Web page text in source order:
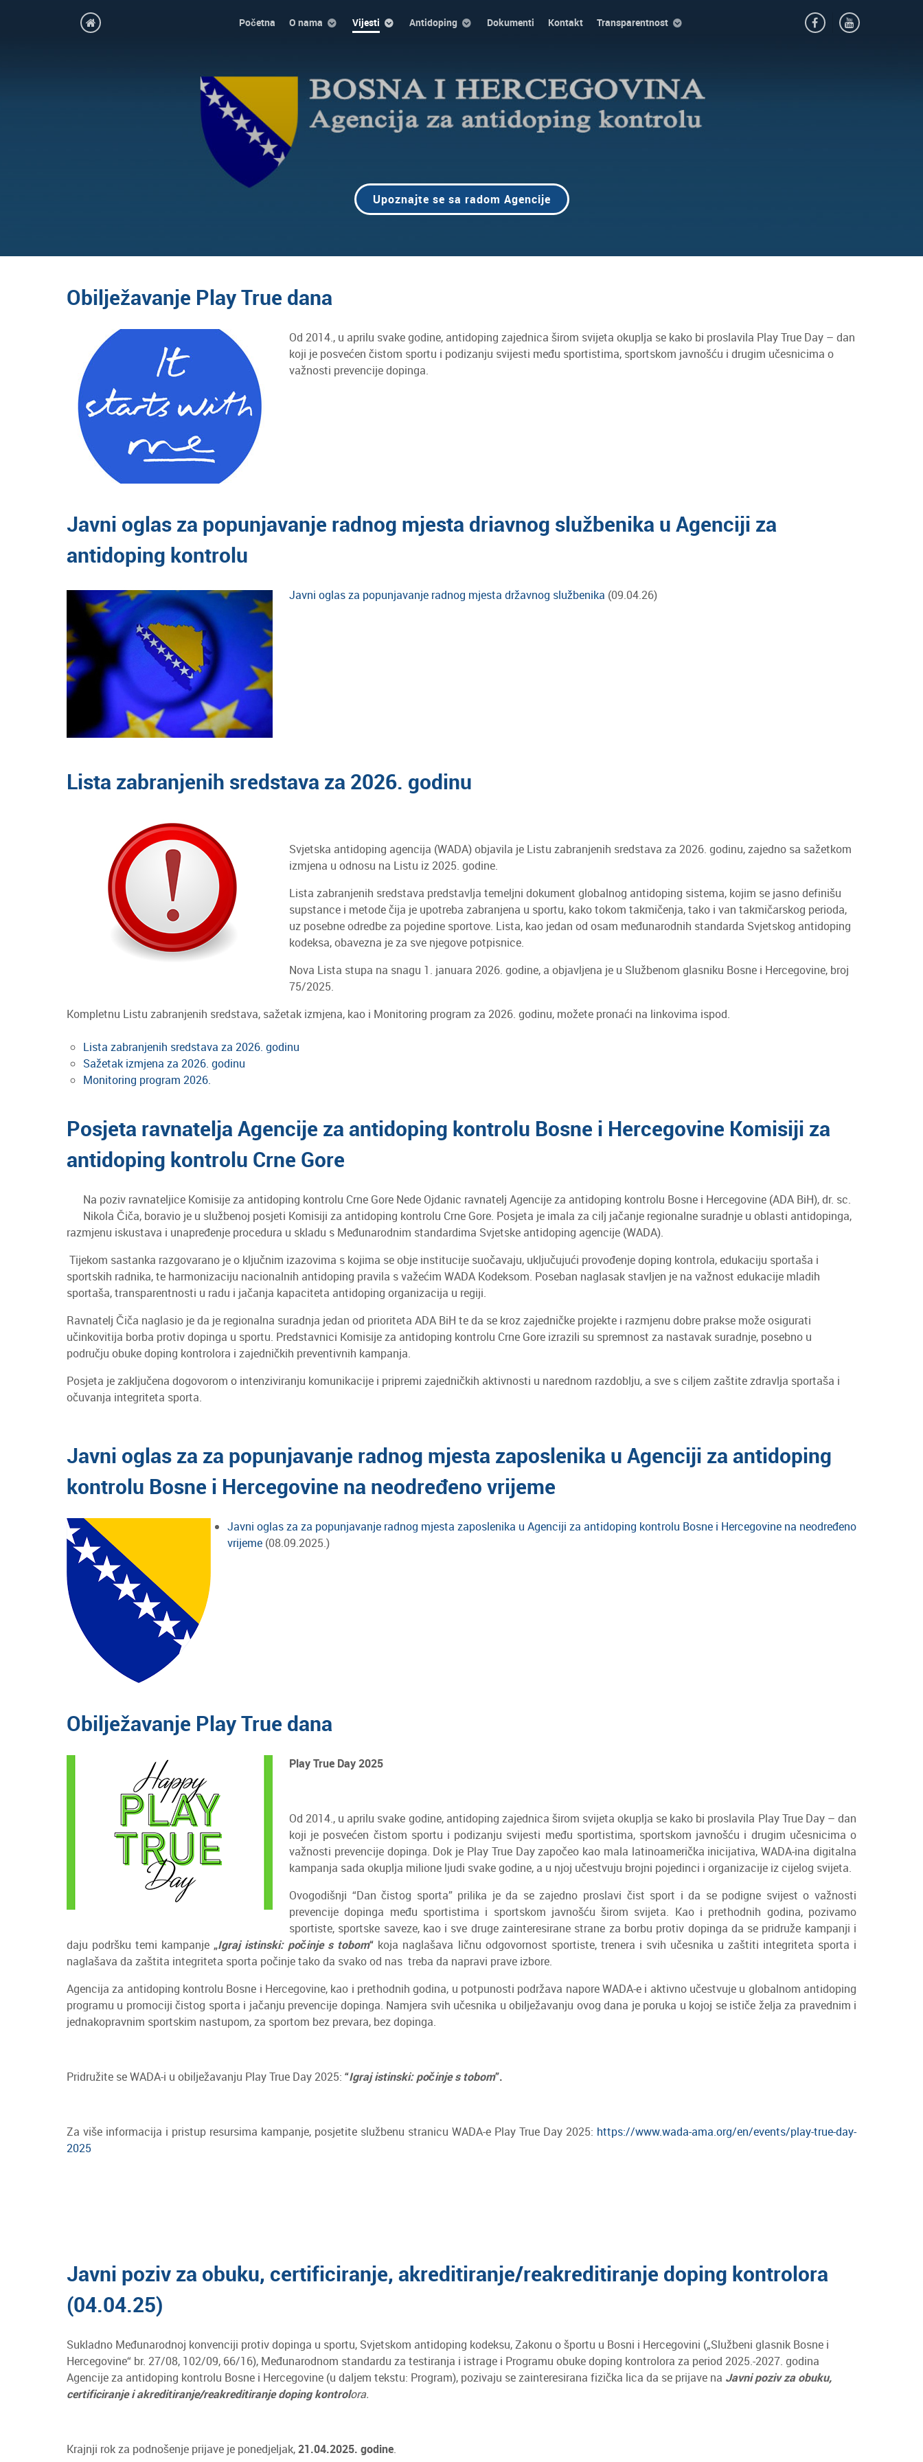
Početna O nama Vijesti Antidoping Dokumenti Kontakt Transparentnost
Upoznajte se sa radom Agencije
Obilježavanje Play True dana
Od 2014., u aprilu svake godine, antidoping zajednica širom svijeta okuplja se kako bi proslavila Play True Day – dan
koji je posvećen čistom sportu i podizanju svijesti među sportistima, sportskom javnošću i drugim učesnicima o
važnosti prevencije dopinga.
Javni oglas za popunjavanje radnog mjesta driavnog službenika u Agenciji za
antidoping kontrolu
Javni oglas za popunjavanje radnog mjesta državnog službenika (09.04.26)
Lista zabranjenih sredstava za 2026. godinu
Svjetska antidoping agencija (WADA) objavila je Listu zabranjenih sredstava za 2026. godinu, zajedno sa sažetkom
izmjena u odnosu na Listu iz 2025. godine.
Lista zabranjenih sredstava predstavlja temeljni dokument globalnog antidoping sistema, kojim se jasno definišu
supstance i metode čija je upotreba zabranjena u sportu, kako tokom takmičenja, tako i van takmičarskog perioda,
uz posebne odredbe za pojedine sportove. Lista, kao jedan od osam međunarodnih standarda Svjetskog antidoping
kodeksa, obavezna je za sve njegove potpisnice.
Nova Lista stupa na snagu 1. januara 2026. godine, a objavljena je u Službenom glasniku Bosne i Hercegovine, broj
75/2025.
Kompletnu Listu zabranjenih sredstava, sažetak izmjena, kao i Monitoring program za 2026. godinu, možete pronaći na linkovima ispod.
Lista zabranjenih sredstava za 2026. godinu
Sažetak izmjena za 2026. godinu
Monitoring program 2026.
Posjeta ravnatelja Agencije za antidoping kontrolu Bosne i Hercegovine Komisiji za
antidoping kontrolu Crne Gore
Na poziv ravnateljice Komisije za antidoping kontrolu Crne Gore Nede Ojdanic ravnatelj Agencije za antidoping kontrolu Bosne i Hercegovine (ADA BiH), dr. sc.
Nikola Čiča, boravio je u službenoj posjeti Komisiji za antidoping kontrolu Crne Gore. Posjeta je imala za cilj jačanje regionalne suradnje u oblasti antidopinga,
razmjenu iskustava i unapređenje procedura u skladu s Međunarodnim standardima Svjetske antidoping agencije (WADA).
Tijekom sastanka razgovarano je o ključnim izazovima s kojima se obje institucije suočavaju, uključujući provođenje doping kontrola, edukaciju sportaša i
sportskih radnika, te harmonizaciju nacionalnih antidoping pravila s važećim WADA Kodeksom. Poseban naglasak stavljen je na važnost edukacije mladih
sportaša, transparentnosti u radu i jačanja kapaciteta antidoping organizacija u regiji.
Ravnatelj Čiča naglasio je da je regionalna suradnja jedan od prioriteta ADA BiH te da se kroz zajedničke projekte i razmjenu dobre prakse može osigurati
učinkovitija borba protiv dopinga u sportu. Predstavnici Komisije za antidoping kontrolu Crne Gore izrazili su spremnost za nastavak suradnje, posebno u
području obuke doping kontrolora i zajedničkih preventivnih kampanja.
Posjeta je zaključena dogovorom o intenziviranju komunikacije i pripremi zajedničkih aktivnosti u narednom razdoblju, a sve s ciljem zaštite zdravlja sportaša i
očuvanja integriteta sporta.
Javni oglas za za popunjavanje radnog mjesta zaposlenika u Agenciji za antidoping
kontrolu Bosne i Hercegovine na neodređeno vrijeme
Javni oglas za za popunjavanje radnog mjesta zaposlenika u Agenciji za antidoping kontrolu Bosne i Hercegovine na neodređeno
vrijeme (08.09.2025.)
Obilježavanje Play True dana
Play True Day 2025
Od 2014., u aprilu svake godine, antidoping zajednica širom svijeta okuplja se kako bi proslavila Play True Day – dan
koji je posvećen čistom sportu i podizanju svijesti među sportistima, sportskom javnošću i drugim učesnicima o
važnosti prevencije dopinga. Dok je Play True Day započeo kao mala latinoamerička inicijativa, WADA-ina digitalna
kampanja sada okuplja milione ljudi svake godine, a u njoj učestvuju brojni pojedinci i organizacije iz cijelog svijeta.
Ovogodišnji “Dan čistog sporta” prilika je da se zajedno proslavi čist sport i da se podigne svijest o važnosti
prevencije dopinga među sportistima i sportskom javnošću širom svijeta. Kao i prethodnih godina, pozivamo
sportiste, sportske saveze, kao i sve druge zainteresirane strane za borbu protiv dopinga da se pridruže kampanji i
daju podršku temi kampanje „Igraj istinski: počinje s tobom“ koja naglašava ličnu odgovornost sportiste, trenera i svih učesnika u zaštiti integriteta sporta i
naglašava da zaštita integriteta sporta počinje tako da svako od nas treba da napravi prave izbore.
Agencija za antidoping kontrolu Bosne i Hercegovine, kao i prethodnih godina, u potpunosti podržava napore WADA-e i aktivno učestvuje u globalnom antidoping
programu u promociji čistog sporta i jačanju prevencije dopinga. Namjera svih učesnika u obilježavanju ovog dana je poruka u kojoj se ističe želja za pravednim i
jednakopravnim sportskim nastupom, za sportom bez prevara, bez dopinga.
Pridružite se WADA-i u obilježavanju Play True Day 2025: “Igraj istinski: počinje s tobom”.
Za više informacija i pristup resursima kampanje, posjetite službenu stranicu WADA-e Play True Day 2025: https://www.wada-ama.org/en/events/play-true-day-
2025
Javni poziv za obuku, certificiranje, akreditiranje/reakreditiranje doping kontrolora
(04.04.25)
Sukladno Međunarodnoj konvenciji protiv dopinga u sportu, Svjetskom antidoping kodeksu, Zakonu o športu u Bosni i Hercegovini („Službeni glasnik Bosne i
Hercegovine“ br. 27/08, 102/09, 66/16), Međunarodnom standardu za testiranja i istrage i Programu obuke doping kontrolora za period 2025.-2027. godina
Agencije za antidoping kontrolu Bosne i Hercegovine (u daljem tekstu: Program), pozivaju se zainteresirana fizička lica da se prijave na Javni poziv za obuku,
certificiranje i akreditiranje/reakreditiranje doping kontrolora.
Krajnji rok za podnošenje prijave je ponedjeljak,21.04.2025. godine.